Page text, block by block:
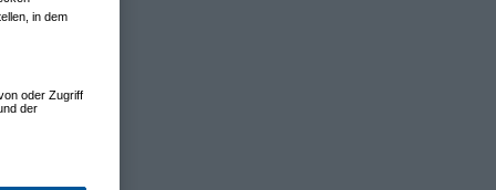
in dem
oder Zugriff
der